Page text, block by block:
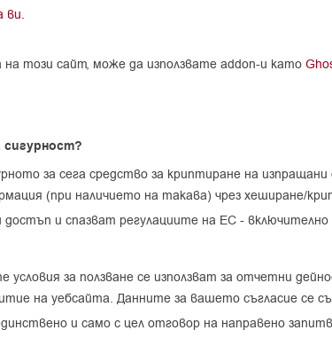
ви.
този сайт, може да използвате addon-и като
сигурност?
за сега средство за криптиране на
(при наличието на такава) чрез хеширане/
и спазват регулациите на ЕС -
за ползване се използват за отчетни
на уебсайта. Данните за вашето съгласие се
и само с цел отговор на направено